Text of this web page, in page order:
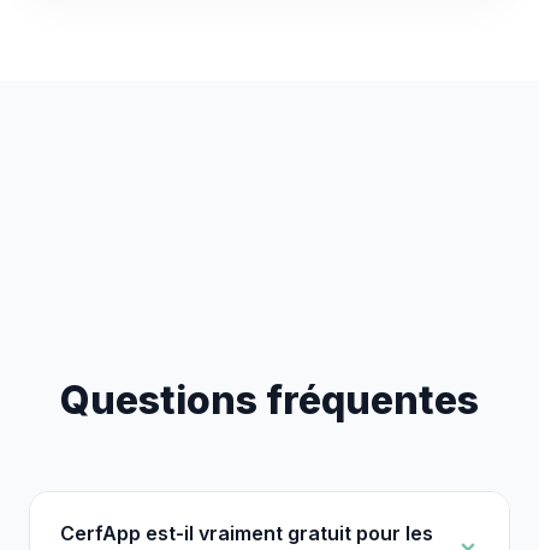
Questions fréquentes
CerfApp est-il vraiment gratuit pour les